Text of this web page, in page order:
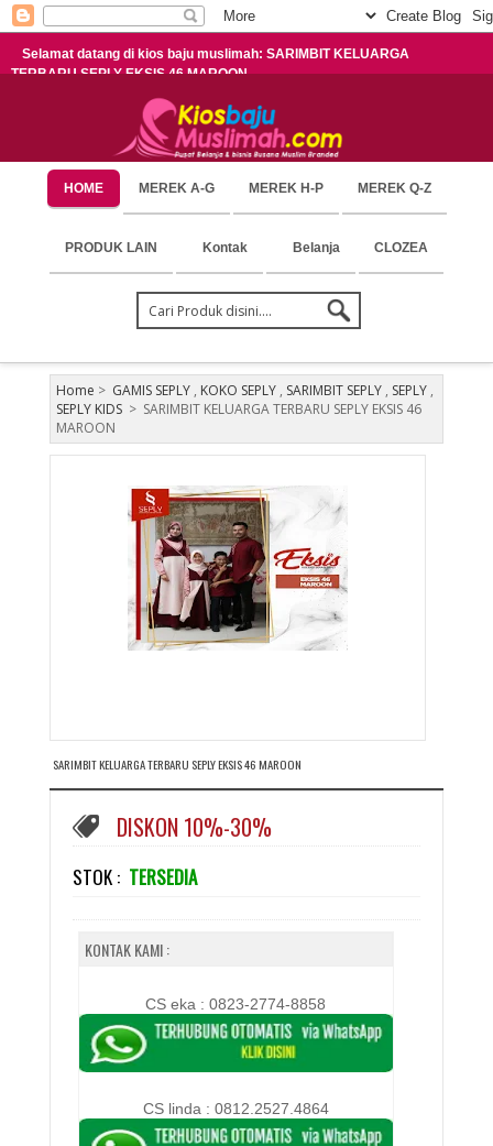
Selamat datang di kios baju muslimah: SARIMBIT KELUARGA
TERBARU SEPLY EKSIS 46 MAROON
HOME MEREK A-G MEREK H-P MEREK Q-Z
PRODUK LAIN Kontak Belanja CLOZEA
Home > GAMIS SEPLY, KOKO SEPLY, SARIMBIT SEPLY, SEPLY,
SEPLY KIDS > SARIMBIT KELUARGA TERBARU SEPLY EKSIS 46
MAROON
SARIMBIT KELUARGA TERBARU SEPLY EKSIS 46 MAROON
DISKON 10%-30%
STOK : TERSEDIA
KONTAK KAMI :
CS eka : 0823-2774-8858
CS linda : 0812.2527.4864